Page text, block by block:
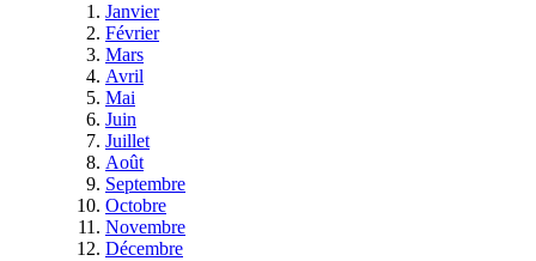
Janvier
Février
Mars
Avril
Mai
Juin
Juillet
Août
Septembre
Octobre
Novembre
Décembre